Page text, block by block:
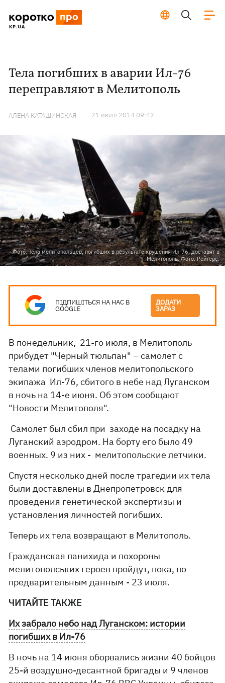
Тела погибших в аварии Ил-76
переправляют в Мелитополь
АЛЕНА КАТАШИНСКАЯ 21 июля 2014 09:42
Фото: Тела мелитопольцев, погибших в результате крушения Ил-76, доставят в
Мелитополь. Фото: Рейтерс.
ПІДПИШІТЬСЯ НА НАС В
GOOGLE
ДОДАТИ
ЗАРАЗ
В понедельник, 21-го июля, в Мелитополь
прибудет "Черный тюльпан" – самолет с
телами погибших членов мелитопольского
экипажа Ил-76, сбитого в небе над Луганском
в ночь на 14-е июня. Об этом сообщают
"Новости Мелитополя".
Самолет был сбил при заходе на посадку на
Луганский аэродром. На борту его было 49
военных. 9 из них - мелитопольские летчики.
Спустя несколько дней после трагедии их тела
были доставлены в Днепропетровск для
проведения генетической экспертизы и
установления личностей погибших.
Теперь их тела возвращают в Мелитополь.
Гражданская панихида и похороны
мелитополських героев пройдут, пока, по
предварительным данным - 23 июля.
ЧИТАЙТЕ ТАКЖЕ
Их забрало небо над Луганском: истории
погибших в Ил-76
В ночь на 14 июня оборвались жизни 40 бойцов
25-й воздушно-десантной бригады и 9 членов